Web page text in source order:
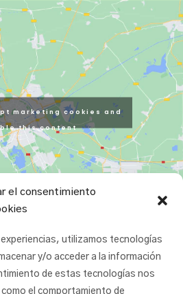
el consentimiento
utilizamos tecnologías
y/o acceder a la información
de estas tecnologías nos
el comportamiento de
marketing cookies and
this content